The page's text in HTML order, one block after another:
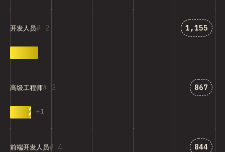
2
开发人员 匹配“开发
1,155
3
高级工程师
+1
匹配“高
867
4
前端开发人员 匹配“前
844